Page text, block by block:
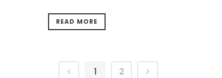
READ MORE
1 2